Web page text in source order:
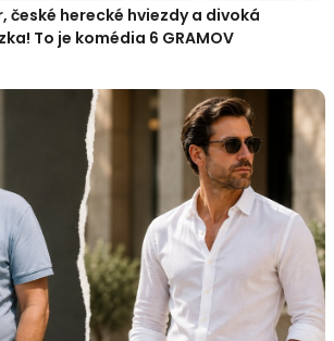
české herecké hviezdy a divoká
To je komédia 6 GRAMOV